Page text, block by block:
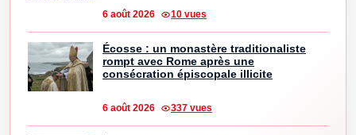
6 août 2026 10 vues
Écosse : un monastère traditionaliste
rompt avec Rome après une
consécration épiscopale illicite
6 août 2026 337 vues